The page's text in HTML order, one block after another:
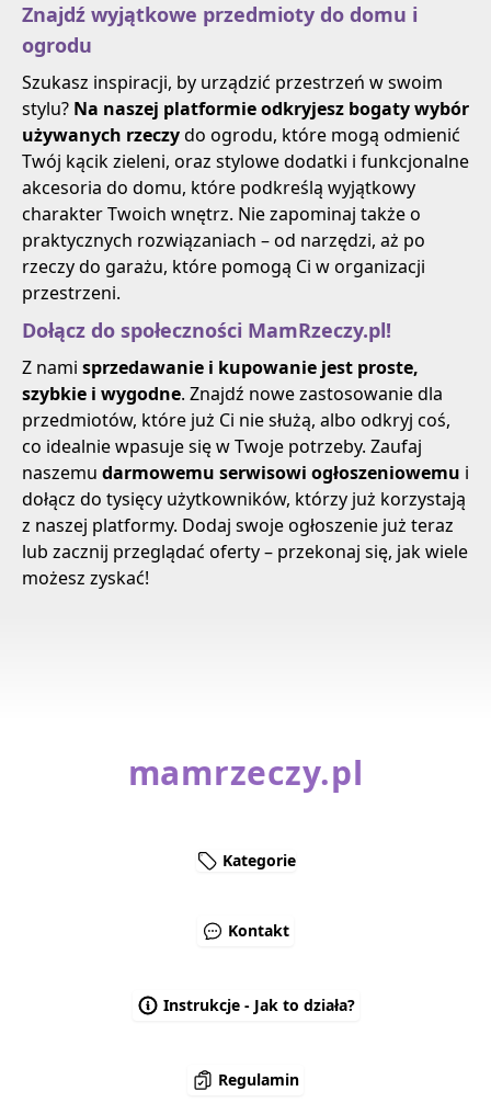
Znajdź wyjątkowe przedmioty do domu i
ogrodu
Szukasz inspiracji, by urządzić przestrzeń w swoim
stylu? Na naszej platformie odkryjesz bogaty wybór
używanych rzeczydo ogrodu, które mogą odmienić
Twój kącik zieleni, oraz stylowe dodatki i funkcjonalne
akcesoria do domu, które podkreślą wyjątkowy
charakter Twoich wnętrz. Nie zapominaj także o
praktycznych rozwiązaniach – od narzędzi, aż po
rzeczy do garażu, które pomogą Ci w organizacji
przestrzeni.
Dołącz do społeczności MamRzeczy.pl!
Z nami sprzedawanie i kupowanie jest proste,
szybkie i wygodne. Znajdź nowe zastosowanie dla
przedmiotów, które już Ci nie służą, albo odkryj coś,
co idealnie wpasuje się w Twoje potrzeby. Zaufaj
naszemu darmowemu serwisowi ogłoszeniowemu i
dołącz do tysięcy użytkowników, którzy już korzystają
z naszej platformy. Dodaj swoje ogłoszenie już teraz
lub zacznij przeglądać oferty – przekonaj się, jak wiele
możesz zyskać!
mamrzeczy.pl
Kategorie
Kontakt
Instrukcje - Jak to działa?
Regulamin